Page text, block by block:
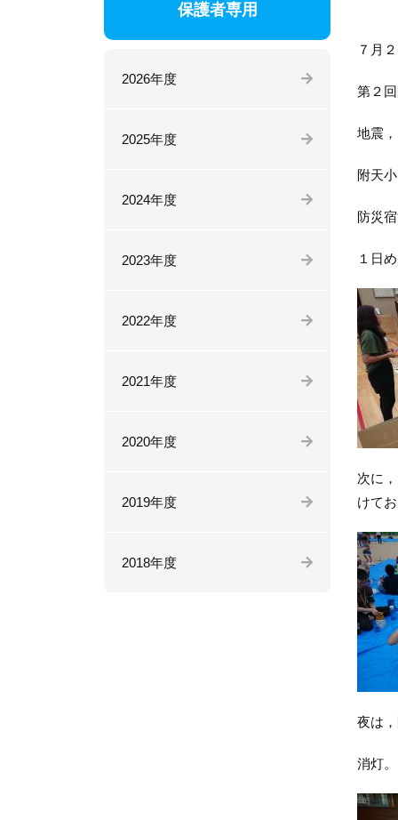
７月
第２
地震
附天
防災
１日
次に
けて
夜は
消灯
保護者専用
2026年度
2025年度
2024年度
2023年度
2022年度
2021年度
2020年度
2019年度
2018年度